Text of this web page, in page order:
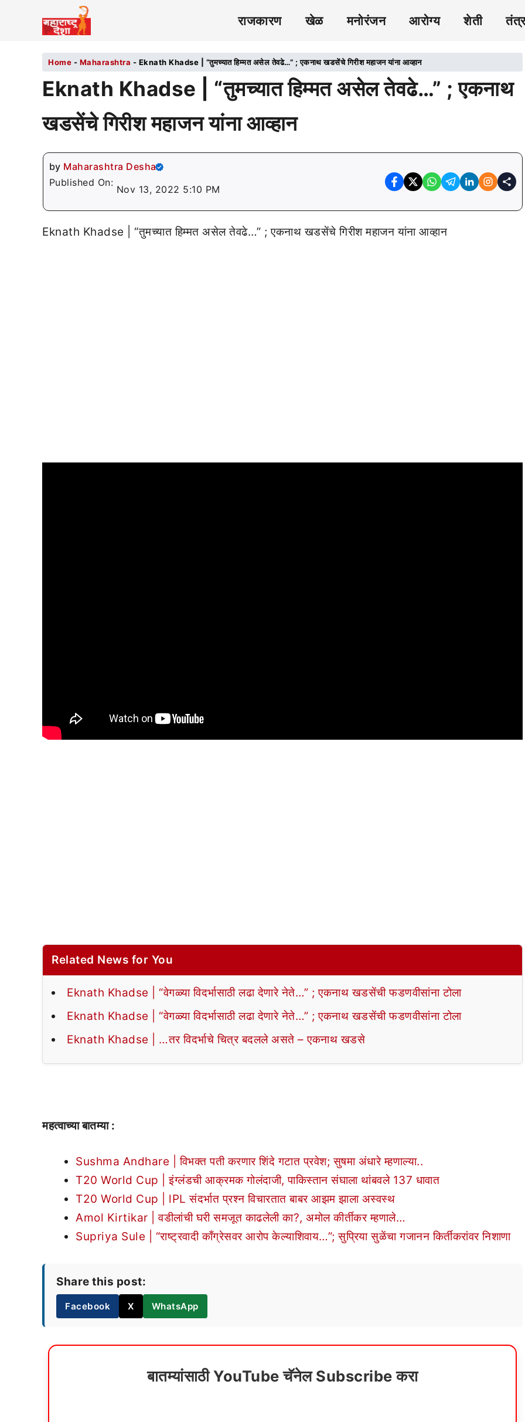
राजकारण खेळ मनोरंजन आरोग्य शेती
Home - Maharashtra - Eknath Khadse | “तुमच्यात हिम्मत असेल तेवढे…” ; एकनाथ खडसेंचे गिरीश महाजन यांना आव्हान
Eknath Khadse | “तुमच्यात हिम्मत असेल तेवढे…” ; एकनाथ
खडसेंचे गिरीश महाजन यांना आव्हान
by Maharashtra Desha
Published On:
Nov 13, 2022 5:10 PM
Eknath Khadse | “तुमच्यात हिम्मत असेल तेवढे…” ; एकनाथ खडसेंचे गिरीश महाजन यांना आव्हान
Related News for You
Eknath Khadse | “वेगळ्या विदर्भासाठी लढा देणारे नेते…” ; एकनाथ खडसेंची फडणवीसांना टोला
Eknath Khadse | “वेगळ्या विदर्भासाठी लढा देणारे नेते…” ; एकनाथ खडसेंची फडणवीसांना टोला
Eknath Khadse | …तर विदर्भाचे चित्र बदलले असते – एकनाथ खडसे
महत्वाच्या बातम्या :
Sushma Andhare | विभक्त पती करणार शिंदे गटात प्रवेश; सुषमा अंधारे म्हणाल्या..
T20 World Cup | इंग्लंडची आक्रमक गोलंदाजी, पाकिस्तान संघाला थांबवले 137 धावात
T20 World Cup | lPL संदर्भात प्रश्न विचारतात बाबर आझम झाला अस्वस्थ
Amol Kirtikar | वडीलांची घरी समजूत काढलेली का?, अमोल कीर्तीकर म्हणाले…
Supriya Sule | “राष्ट्रवादी काँग्रेसवर आरोप केल्याशिवाय…”; सुप्रिया सुळेंचा गजानन किर्तीकरांवर निशाणा
Share this post:
Facebook X WhatsApp
बातम्यांसाठी YouTube चॅनेल Subscribe करा